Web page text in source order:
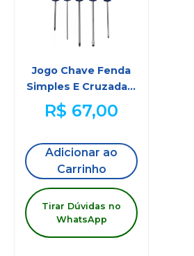
Jogo Chave Fenda
Simples E Cruzada 5
Peças Gedore G 150-
160s
R$ 67,00
Adicionar ao
Carrinho
Tirar Dúvidas no
WhatsApp